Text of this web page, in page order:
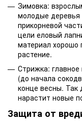
Зимовка:
молодые деревья
прикорневой
цели еловый
материал хорошо
растение.
Стрижка:
(до начала
конце весны. Так
нарастит новые
Защита от